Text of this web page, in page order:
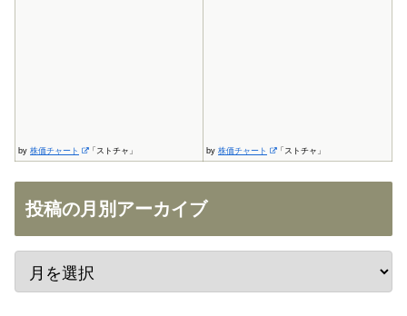
by 株価チャート 「ストチャ」 by 株価チャート 「ストチャ」
投稿の月別アーカイブ